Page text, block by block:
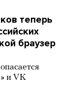
теперь
браузер
и VK